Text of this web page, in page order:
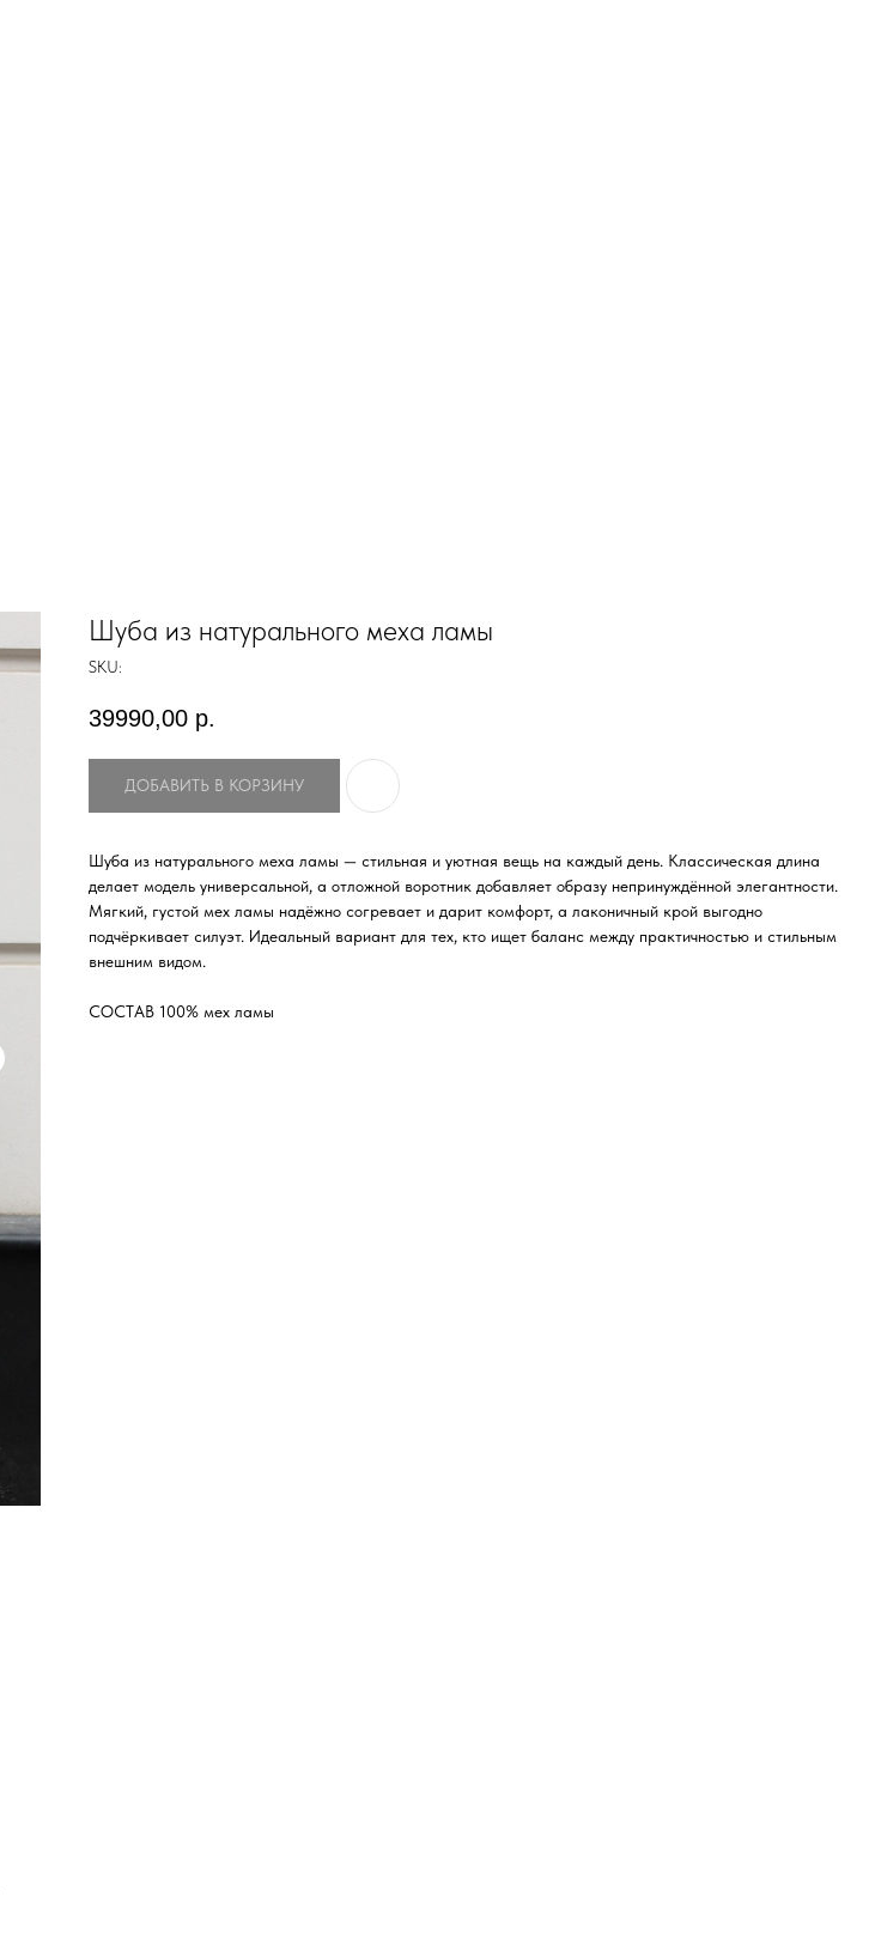
Шуба из натурального меха ламы
SKU:
39990,00 р.
ДОБАВИТЬ В КОРЗИНУ
Шуба из натурального меха ламы — стильная и уютная вещь на каждый день. Классическая длина
делает модель универсальной, а отложной воротник добавляет образу непринуждённой элегантности.
Мягкий, густой мех ламы надёжно согревает и дарит комфорт, а лаконичный крой выгодно
подчёркивает силуэт. Идеальный вариант для тех, кто ищет баланс между практичностью и стильным
внешним видом.
СОСТАВ 100% мех ламы